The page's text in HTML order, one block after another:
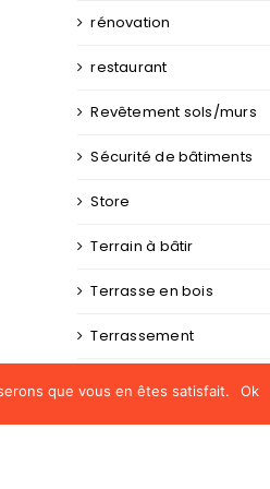
rénovation
restaurant
Revêtement sols/murs
Sécurité de bâtiments
Store
Terrain à bâtir
Terrasse en bois
Terrassement
Traitement de bois
que vous en êtes satisfait. Ok